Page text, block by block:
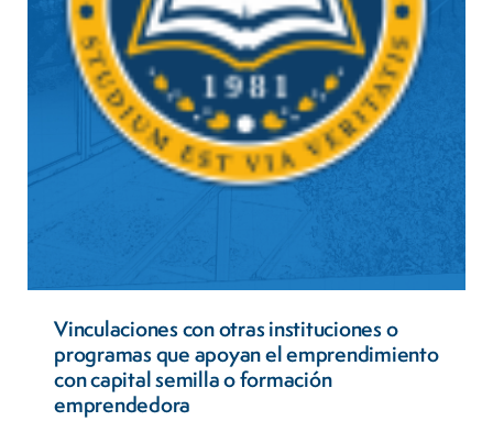
Vinculaciones con otras instituciones o
programas que apoyan el emprendimiento
con capital semilla o formación
emprendedora